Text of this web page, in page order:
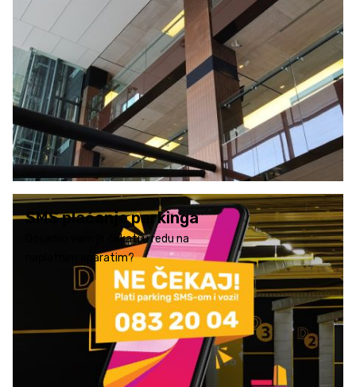
SMS plaćanje parkinga
Dosadilo vam je čekati u redu na
naplatnim aparatim?